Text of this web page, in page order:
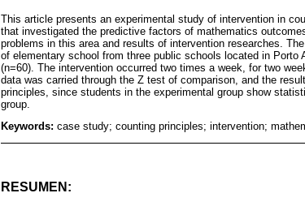
This article presents an experimental study of intervention in
that investigated the predictive factors of mathematics
problems in this area and results of intervention researches.
of elementary school from three public schools located in Porto
(n=60). The intervention occurred two times a week, for two
data was carried through the Z test of comparison, and the
principles, since students in the experimental group show
group.
Keywords: case study; counting principles; intervention;
RESUMEN: